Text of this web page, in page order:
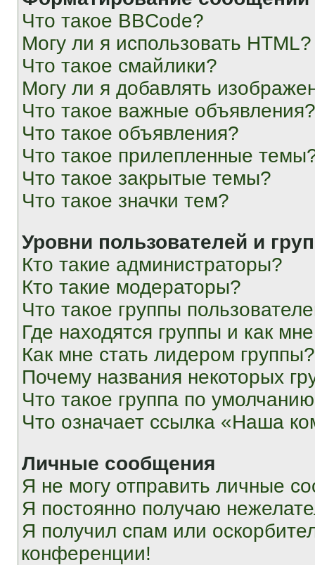
Что такое BBCode?
Могу ли я использовать HTML?
Что такое смайлики?
Могу ли я добавлять
Что такое важные объявления?
Что такое объявления?
Что такое прилепленные
Что такое закрытые темы?
Что такое значки тем?
Уровни пользователей и
Кто такие администраторы?
Кто такие модераторы?
Что такое группы
Где находятся группы и как
Как мне стать лидером группы?
Почему названия некоторых
Что такое группа по
Что означает ссылка «Наша
Личные сообщения
Я не могу отправить личные
Я постоянно получаю
Я получил спам или
конференции!